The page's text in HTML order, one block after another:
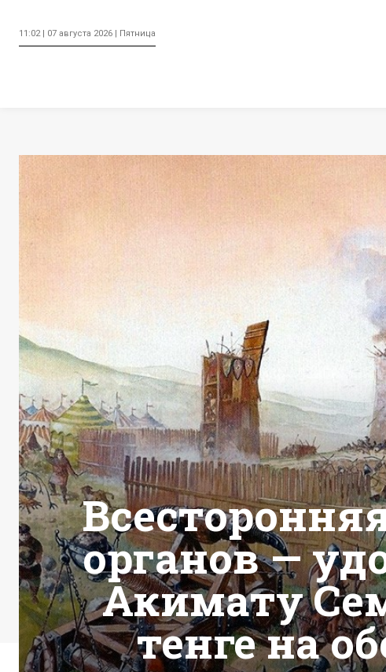
11:02 | 07 августа 2026 | Пятница
органов —
Акимату
тенге на